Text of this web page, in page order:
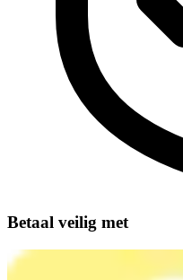
Betaal veilig met